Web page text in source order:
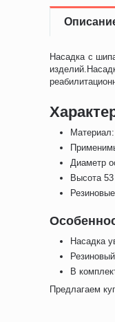
Насадка с
Диаметр
Высота
Насадка
В
Предлагаем